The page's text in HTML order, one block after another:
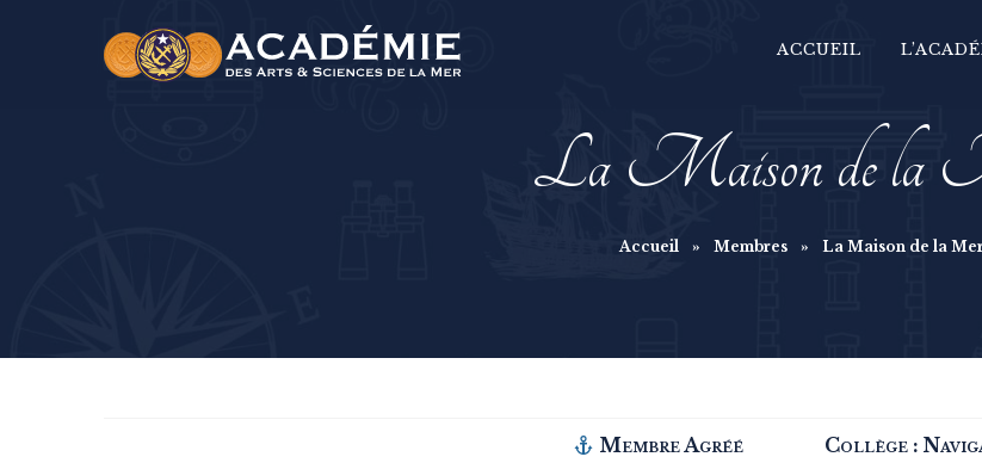
ACCUEIL
La Maison de la
Accueil » Membres » La Maison de la
Membre Agréé Collège :